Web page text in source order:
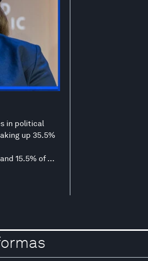
in political
up 35.5%
15.5% of ...